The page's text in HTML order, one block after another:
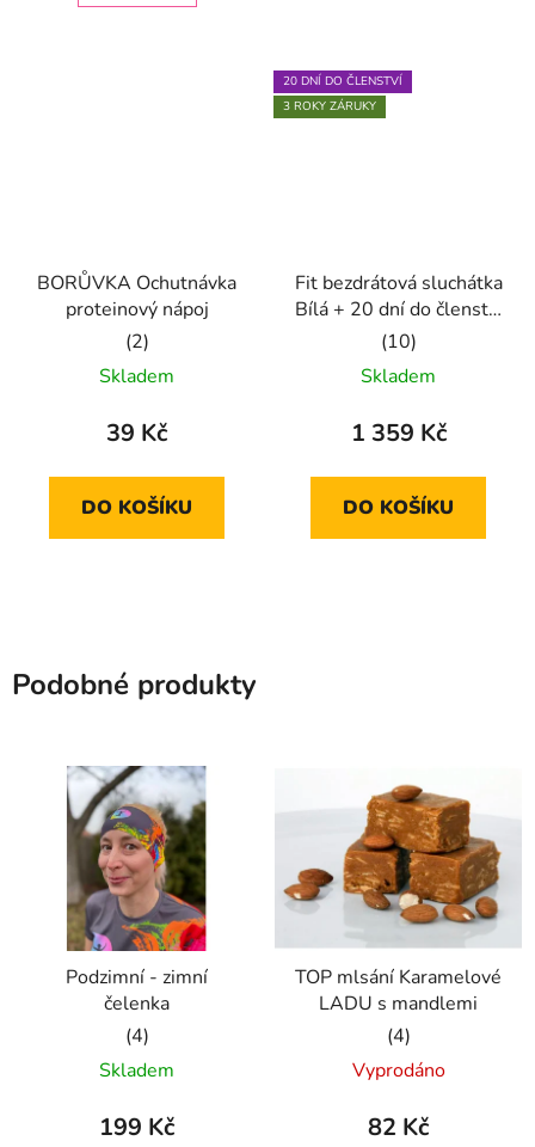
BORŮVKA Ochutnávka
proteinový nápoj
Průměrné
hodnocení
produktu
5,0
z
Skladem
39 Kč
DO KOŠÍKU
20 DNÍ DO ČLENSTVÍ
3 ROKY ZÁRUKY
Fit bezdrátová sluchátka
Bílá + 20 dní do členství
+ seznam písniček i
audioknih
Průměrné
hodnocení
produktu
5,0
z
Skladem
1 359 Kč
DO KOŠÍKU
Podobné produkty
Podzimní - zimní
čelenka
Průměrné
hodnocení
produktu
Skladem
199 Kč
TOP mlsání Karamelové
LADU s mandlemi
Průměrné
hodnocení
produktu
Vyprodáno
82 Kč